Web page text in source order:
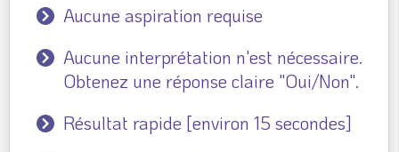
Aucune aspiration requise
Aucune interprétation n'est nécessaire.
Obtenez une réponse claire "Oui/Non".
Résultat rapide [environ 15 secondes]